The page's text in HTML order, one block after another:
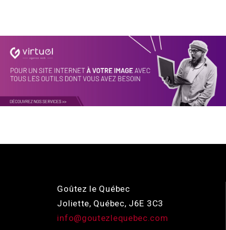
Goûtez le Québec
Joliette, Québec, J6E 3C3
info@goutezlequebec.com